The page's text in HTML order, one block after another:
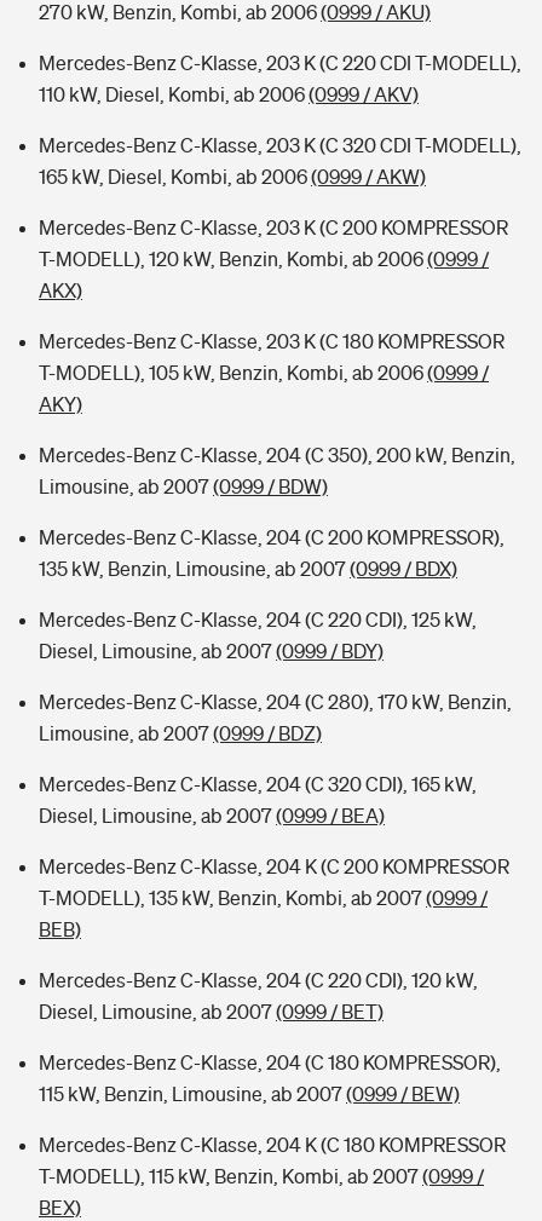
270 kW, Benzin, Kombi, ab 2006(0999 / AKU)
Mercedes-Benz C-Klasse, 203 K (C 220 CDI T-MODELL),
110 kW, Diesel, Kombi, ab 2006(0999 / AKV)
Mercedes-Benz C-Klasse, 203 K (C 320 CDI T-MODELL),
165 kW, Diesel, Kombi, ab 2006(0999 / AKW)
Mercedes-Benz C-Klasse, 203 K (C 200 KOMPRESSOR
T-MODELL), 120 kW, Benzin, Kombi, ab 2006(0999 /
AKX)
Mercedes-Benz C-Klasse, 203 K (C 180 KOMPRESSOR
T-MODELL), 105 kW, Benzin, Kombi, ab 2006(0999 /
AKY)
Mercedes-Benz C-Klasse, 204 (C 350), 200 kW, Benzin,
Limousine, ab 2007(0999 / BDW)
Mercedes-Benz C-Klasse, 204 (C 200 KOMPRESSOR),
135 kW, Benzin, Limousine, ab 2007(0999 / BDX)
Mercedes-Benz C-Klasse, 204 (C 220 CDI), 125 kW,
Diesel, Limousine, ab 2007(0999 / BDY)
Mercedes-Benz C-Klasse, 204 (C 280), 170 kW, Benzin,
Limousine, ab 2007(0999 / BDZ)
Mercedes-Benz C-Klasse, 204 (C 320 CDI), 165 kW,
Diesel, Limousine, ab 2007(0999 / BEA)
Mercedes-Benz C-Klasse, 204 K (C 200 KOMPRESSOR
T-MODELL), 135 kW, Benzin, Kombi, ab 2007(0999 /
BEB)
Mercedes-Benz C-Klasse, 204 (C 220 CDI), 120 kW,
Diesel, Limousine, ab 2007(0999 / BET)
Mercedes-Benz C-Klasse, 204 (C 180 KOMPRESSOR),
115 kW, Benzin, Limousine, ab 2007(0999 / BEW)
Mercedes-Benz C-Klasse, 204 K (C 180 KOMPRESSOR
T-MODELL), 115 kW, Benzin, Kombi, ab 2007(0999 /
BEX)